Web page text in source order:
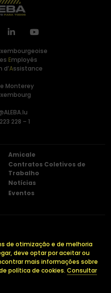
Employés
d’Assistance
Monterey
228 – 1
Amicale
Contratos Coletivos de
Trabalho
Notícias
Eventos
de otimização e de melhoria
deve optar por aceitar ou
mais informações sobre
política de cookies. Consultar